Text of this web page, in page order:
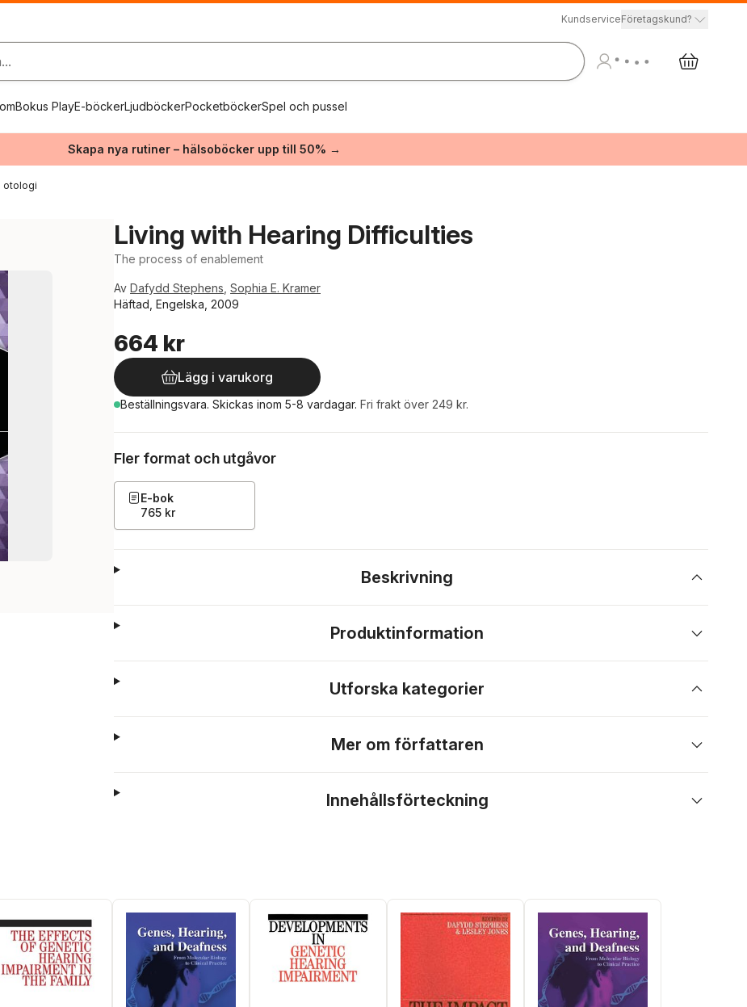
KundserviceFöretagskund?
Bokus PlayE-böckerLjudböckerPocketböckerSpel och pussel
Skapa nya rutiner – hälsoböcker upp till 50% →
otologi
Living with Hearing Difficulties
The process of enablement
Av Dafydd Stephens Sophia E. Kramer
Häftad, Engelska, 2009
664 kr
Lägg i varukorg
Beställningsvara. Skickas inom 5-8 vardagar. Fri frakt över 249 kr.
Fler format och utgåvor
E-bok
765 kr
Beskrivning
Produktinformation
Utforska kategorier
Mer om författaren
Innehållsförteckning